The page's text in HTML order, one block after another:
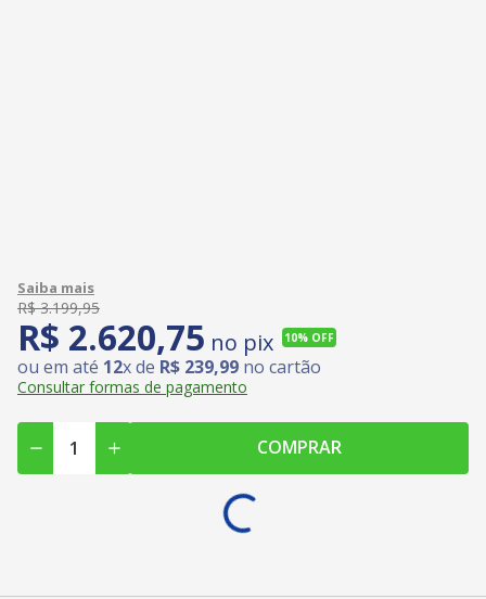
R$ 3.199,95
R$ 2.620,75 no pix 10% OFF
ou em até 12x de R$ 239,99 no cartão
Consultar formas de pagamento
COMPRAR